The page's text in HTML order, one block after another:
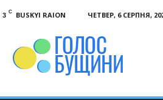
3 C BUSKYI RAION ЧЕТВЕР, 6 СЕРПНЯ,